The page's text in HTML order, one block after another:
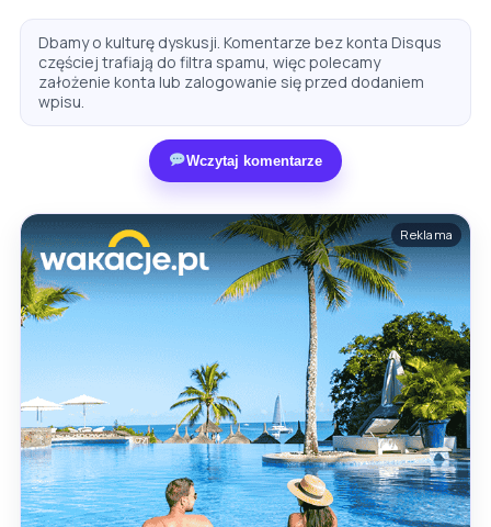
Dbamy o kulturę dyskusji. Komentarze bez konta Disqus
częściej trafiają do filtra spamu, więc polecamy
założenie konta lub zalogowanie się przed dodaniem
wpisu.
Wczytaj komentarze
Reklama